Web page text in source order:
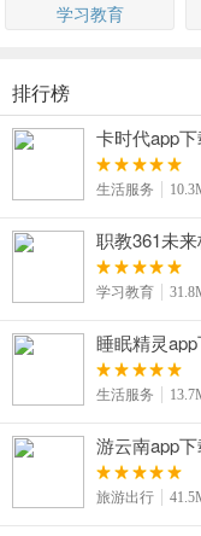
学习教育
排行榜
卡时代app
服务客户端
生活服务
职教361未
等一站式的
学习教育
睡眠精灵
神器
生活服务
游云南app
app下载
旅游出行